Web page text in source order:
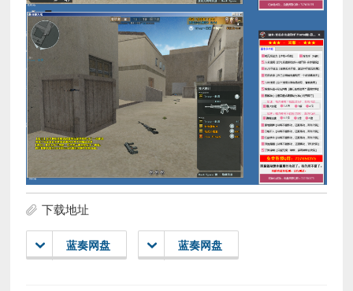
下载地址
蓝奏网盘 蓝奏网盘